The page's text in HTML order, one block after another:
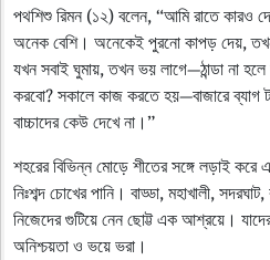
পথশিশু রিমন (১২) বলেন, “আমি রাতে কারও
অনেক বেশি। অনেকেই পুরনো কাপড় দেয়,
যখন সবাই ঘুমায়, তখন ভয় লাগে—ঠান্ডা না
করবো? সকালে কাজ করতে হয়—বাজারে ব্যাগ
বাচ্চাদের কেউ দেখে না।”
শহরের বিভিন্ন মোড়ে শীতের সঙ্গে লড়াই
নিঃশব্দ চোখের পানি। বাড্ডা, মহাখালী,
নিজেদের গুটিয়ে নেন ছোট্ট এক আশ্রয়ে।
অনিশ্চয়তা ও ভয়ে ভরা।